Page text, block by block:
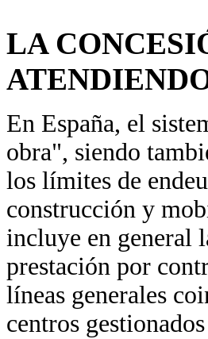
LA
En España, el
obra", siendo
los límites de
construcción y
incluye en general
prestación por
líneas generales
centros